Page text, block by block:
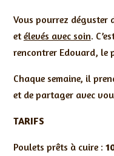
Vous pourrez déguster
et élevés avec soin.
rencontrer Edouard, le
Chaque semaine, il
et de partager avec
TARIFS
Poulets prêts à cuire :